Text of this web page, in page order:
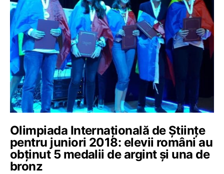
Olimpiada Internațională de Științe
pentru juniori 2018: elevii români au
obținut 5 medalii de argint și una de
bronz